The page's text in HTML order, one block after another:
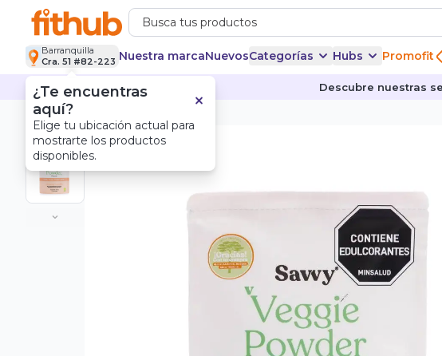
Barranquilla
Cra. 51 #82-223 Nuestra marcaNuevosCategorías Hubs Promofit
Descubre nuestras
¿Te encuentras
aquí?
Elige tu ubicación actual para
mostrarte los productos
disponibles.